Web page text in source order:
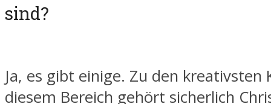
sind?
Ja, es gibt einige. Zu den kreativsten
diesem Bereich gehört sicherlich